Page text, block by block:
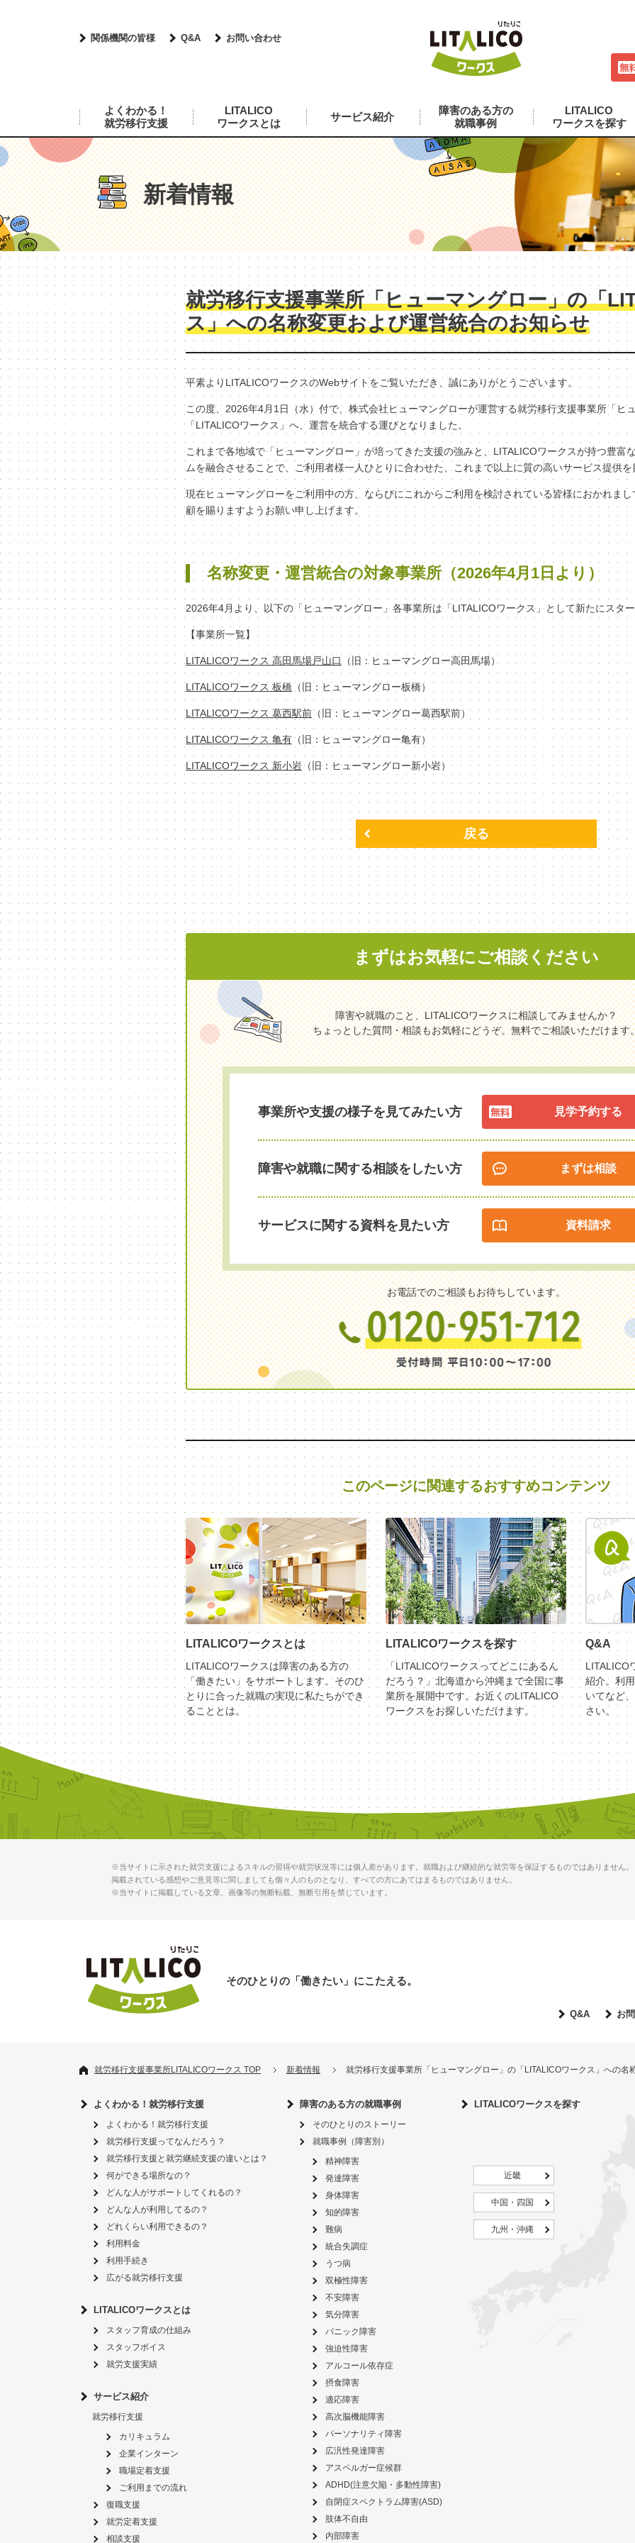
関係機関の皆様 Q&A お問い合わせ
よくわかる！
就労移行支援
LITALICO
ワークスとは
サービス紹介
障害のある方の
就職事例
LITALICO
ワークスを探す
新着情報
就労移行支援事業所「ヒューマングロー」の「
ス」への名称変更および運営統合のお知らせ
平素よりLITALICOワークスのWebサイトをご覧いただき、誠にありがとうございます。
この度、2026年4月1日（水）付で、株式会社ヒューマングローが運営する就労移行支援事業所「ヒ
「LITALICOワークス」へ、運営を統合する運びとなりました。
これまで各地域で「ヒューマングロー」が培ってきた支援の強みと、LITALICOワークスが持つ豊富
ムを融合させることで、ご利用者様一人ひとりに合わせた、これまで以上に質の高いサービス提供
現在ヒューマングローをご利用中の方、ならびにこれからご利用を検討されている皆様におかれま
顧を賜りますようお願い申し上げます。
名称変更・運営統合の対象事業所（2026年4月1日より）
2026年4月より、以下の「ヒューマングロー」各事業所は「LITALICOワークス」として新たにスタ
【事業所一覧】
LITALICOワークス 高田馬場戸山口 （旧：ヒューマングロー高田馬場）
LITALICOワークス 板橋 （旧：ヒューマングロー板橋）
LITALICOワークス 葛西駅前（旧：ヒューマングロー葛西駅前）
LITALICOワークス 亀有 （旧：ヒューマングロー亀有）
LITALICOワークス 新小岩（旧：ヒューマングロー新小岩）
戻る
まずはお気軽にご相談ください
障害や就職のこと、LITALICOワークスに相談してみませんか？
ちょっとした質問・相談もお気軽にどうぞ。無料でご相談いただけます
事業所や支援の様子を見てみたい方 見学予約する
障害や就職に関する相談をしたい方 まずは相談
サービスに関する資料を見たい方 資料請求
お電話でのご相談もお待ちしています。
このページに関連するおすすめコンテンツ
LITALICOワークスとは
LITALICOワークスは障害のある方の
「働きたい」をサポートします。そのひ
とりに合った就職の実現に私たちができ
ることとは。
LITALICOワークスを探す
「LITALICOワークスってどこにあるん
だろう？」北海道から沖縄まで全国に事
業所を展開中です。お近くのLITALICO
ワークスをお探しいただけます。
Q&A
LITALICO
紹介。利
いてなど
さい。
※当サイトに示された就労支援によるスキルの習得や就労状況等には個人差があります。就職および継続的な就労等を保証するものではありません。
掲載されている感想やご意見等に関しましても個々人のものとなり、すべての方にあてはまるものではありません。
※当サイトに掲載している文章、画像等の無断転載、無断引用を禁じています。
そのひとりの「働きたい」にこたえる。
Q&A お
就労移行支援事業所LITALICOワークス TOP 新着情報 就労移行支援事業所「ヒューマングロー」の「LITALICOワークス」への名
よくわかる！就労移行支援
よくわかる！就労移行支援
就労移行支援ってなんだろう？
就労移行支援と就労継続支援の違いとは？
何ができる場所なの？
どんな人がサポートしてくれるの？
どんな人が利用してるの？
どれくらい利用できるの？
利用料金
利用手続き
広がる就労移行支援
LITALICOワークスとは
スタッフ育成の仕組み
スタッフボイス
就労支援実績
サービス紹介
就労移行支援
カリキュラム
企業インターン
職場定着支援
ご利用までの流れ
復職支援
就労定着支援
相談支援
障害のある方の就職事例
そのひとりのストーリー
就職事例（障害別）
精神障害
発達障害
身体障害
知的障害
難病
統合失調症
うつ病
双極性障害
不安障害
気分障害
パニック障害
強迫性障害
アルコール依存症
摂食障害
適応障害
高次脳機能障害
パーソナリティ障害
広汎性発達障害
アスペルガー症候群
ADHD(注意欠陥・多動性障害)
自閉症スペクトラム障害(ASD)
肢体不自由
内部障害
LITALICOワークスを探す
近畿
中国・四国
九州・沖縄